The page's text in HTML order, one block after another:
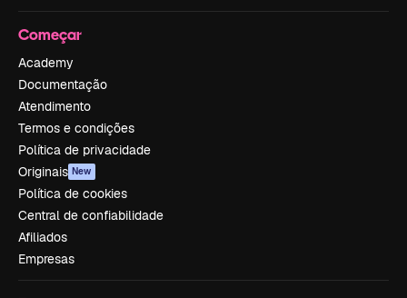
Começar
Academy
Documentação
Atendimento
Termos e condições
Política de privacidade
Originais New
Política de cookies
Central de confiabilidade
Afiliados
Empresas